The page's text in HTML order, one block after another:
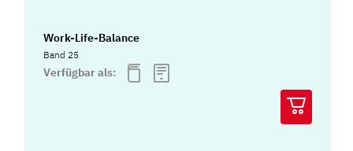
Work-Life-Balance
Band 25
Verfügbar als: